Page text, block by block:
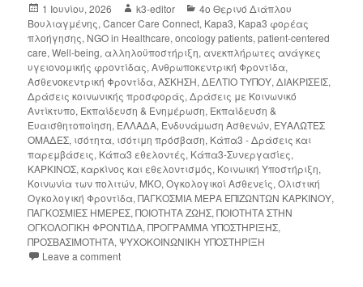
1 Ιουνίου, 2026 k3-editor
4ο Θερινό Διάπλου
Βουλιαγμένης,Cancer Care Connect, Kapa3, Kapa3 φορέας
πλοήγησης, NGO in Healthcare,oncology patients,patient-centered
care,Well-being, αλληλοϋποστήριξη, ανεκπλήρωτες ανάγκες
υγειονομικής φροντίδας,Ανθρωποκεντρική Φροντίδα,
Ασθενοκεντρική Φροντίδα,ΑΣΚΗΣΗ,ΔΕΛΤΙΟ ΤΥΠΟΥ,ΔΙΑΚΡΙΣΕΙΣ,
Δράσεις κοινωνικής προσφοράς,Δράσεις με Κοινωνικό
Αντίκτυπο, Εκπαίδευση & Ενημέρωση, Εκπαίδευση &
Ευαισθητοποίηση, ΕΛΛΑΔΑ, Ενδυνάμωση Ασθενών, ΕΥΑΛΩΤΕΣ
ΟΜΑΔΕΣ, ισότητα, ισότιμη πρόσβαση, Κάπα3 - Δράσεις και
παρεμβάσεις, Κάπα3 εθελοντές, Κάπα3-Συνεργασίες,
ΚΑΡΚΙΝΟΣ,καρκίνος και εθελοντισμός, Κοινωική Υποστήριξη,
Κοινωνία των πολιτών, ΜΚΟ,Ογκολογικοί Ασθενείς,Ολιστική
Ογκολογική Φροντίδα,ΠΑΓΚΟΣΜΙΑ ΜΕΡΑ ΕΠΙΖΩΝΤΩΝ ΚΑΡΚΙΝΟΥ,
ΠΑΓΚΟΣΜΙΕΣ ΗΜΕΡΕΣ,ΠΟΙΟΤΗΤΑ ΖΩΗΣ,ΠΟΙΟΤΗΤΑ ΣΤΗΝ
ΟΓΚΟΛΟΓΙΚΗ ΦΡΟΝΤΙΔΑ,ΠΡΟΓΡΑΜΜΑ ΥΠΟΣΤΗΡΙΞΗΣ,
ΠΡΟΣΒΑΣΙΜΟΤΗΤΑ,ΨΥΧΟΚΟΙΝΩΝΙΚΗ ΥΠΟΣΤΗΡΙΞΗ
Leave a comment